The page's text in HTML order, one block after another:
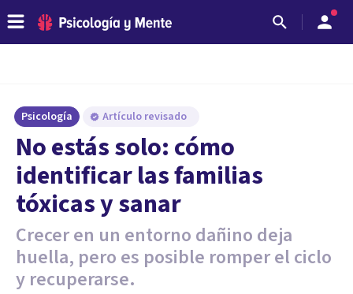
Psicología Artículo revisado
No estás solo: cómo
identificar las familias
tóxicas y sanar
Crecer en un entorno dañino deja
huella, pero es posible romper el ciclo
y recuperarse.